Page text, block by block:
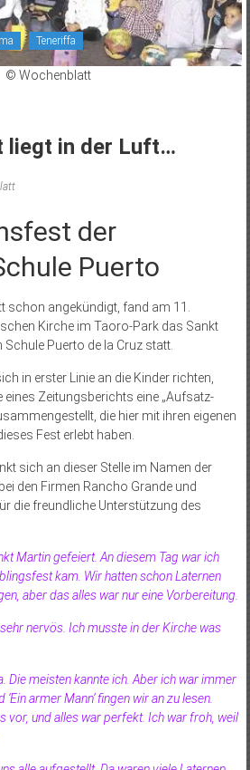
Teneriffa
© Wochenblatt
liegt in der Luft…
der
Puerto
schon angekündigt, fand am 11.
Kirche im Taoro-Park das Sankt
Puerto de la Cruz statt.
in erster Linie an die Kinder richten,
Zeitungsberichts eine „Aufsatz-
die hier mit ihren eigenen
Fest erlebt haben.
sich an dieser Stelle im Namen der
den Firmen Rancho Grande und
die freundliche Unterstützung des
Martin gefeiert. An diesem Tag war ich
kam. Wir hatten schon Laternen
aber das alles war nur eine Vorbereitung.
nervös. Ich musste in der Kirche was
Die meisten kannte ich. Aber ich war immer
armer Mann’ fingen wir an zu lesen.
vor, und alles war perfekt. Ich war froh, weil